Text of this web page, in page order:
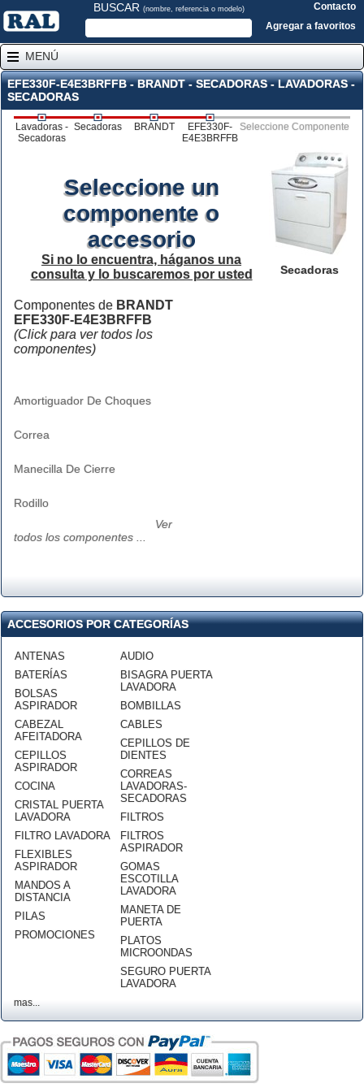
BUSCAR (nombre, referencia o modelo)
Contacto
Agregar a favoritos
MENÚ
EFE330F-E4E3BRFFB - BRANDT - SECADORAS - LAVADORAS -
SECADORAS
Lavadoras -
Secadoras
Secadoras BRANDT
EFE330F-
E4E3BRFFB
Seleccione Componente
Secadoras
Seleccione un
componente o
accesorio
Si no lo encuentra, háganos una
consulta y lo buscaremos por usted
Componentes de BRANDT
EFE330F-E4E3BRFFB
(Click para ver todos los
componentes)
Amortiguador De Choques
Correa
Manecilla De Cierre
Rodillo
Ver
todos los componentes ...
ACCESORIOS POR CATEGORÍAS
ANTENAS
BATERÍAS
BOLSAS
ASPIRADOR
CABEZAL
AFEITADORA
CEPILLOS
ASPIRADOR
COCINA
CRISTAL PUERTA
LAVADORA
FILTRO LAVADORA
FLEXIBLES
ASPIRADOR
MANDOS A
DISTANCIA
PILAS
PROMOCIONES
AUDIO
BISAGRA PUERTA
LAVADORA
BOMBILLAS
CABLES
CEPILLOS DE
DIENTES
CORREAS
LAVADORAS-
SECADORAS
FILTROS
FILTROS
ASPIRADOR
GOMAS
ESCOTILLA
LAVADORA
MANETA DE
PUERTA
PLATOS
MICROONDAS
SEGURO PUERTA
LAVADORA
mas...